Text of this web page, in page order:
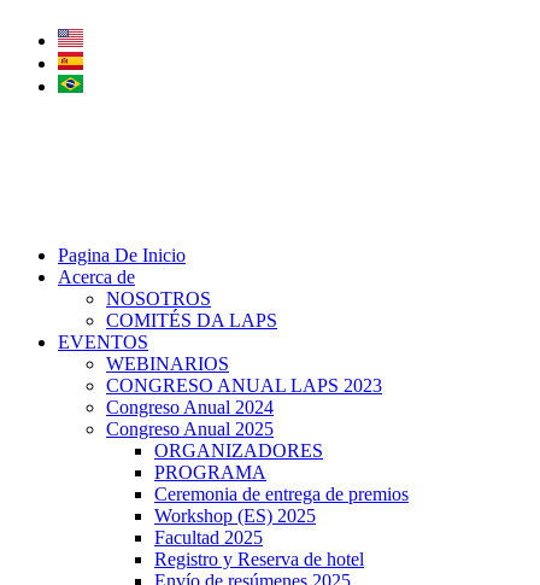
contenido
Pagina De Inicio
Acerca de
NOSOTROS
COMITÉS DA LAPS
EVENTOS
WEBINARIOS
CONGRESO ANUAL LAPS 2023
Congreso Anual 2024
Congreso Anual 2025
ORGANIZADORES
PROGRAMA
Ceremonia de entrega de premios
Workshop (ES) 2025
Facultad 2025
Registro y Reserva de hotel
Envío de resúmenes 2025